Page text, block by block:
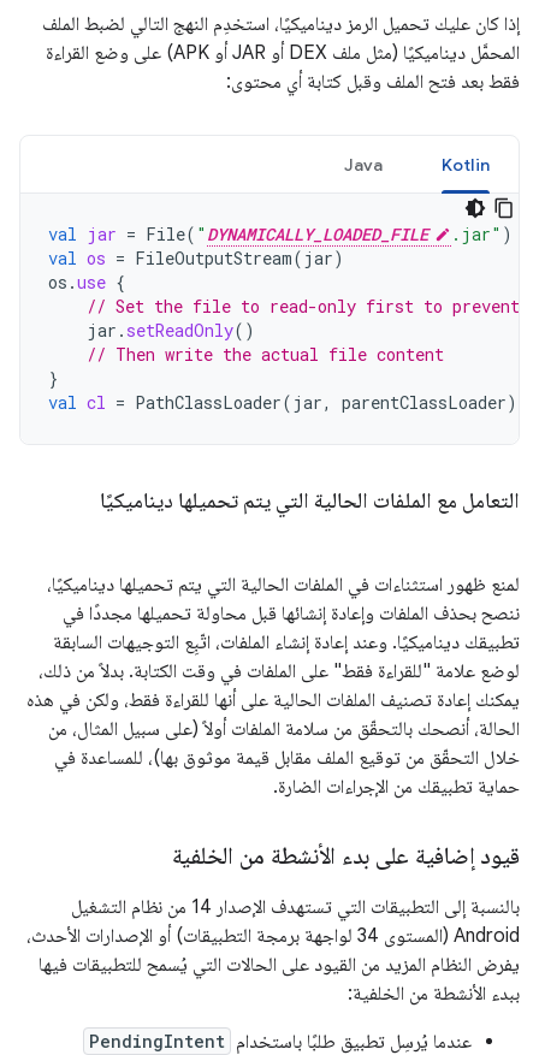
إذا كان عليك تحميل الرمز ديناميكيًا، استخدِم النهج التالي لضبط الملف
المحمَّل ديناميكيًا (مثل ملف DEX أو JAR أو APK) على وضع القراءة
فقط بعد فتح الملف وقبل كتابة أي محتوى:
Kotlin
Java
val jar = File( " DYNAMICALLY_LOADED_FILE .jar" )
val os = FileOutputStream( jar)
os .use {
// Set the file to read-only first to prevent
jar . setReadOnly()
// Then write the actual file content
}
val cl = PathClassLoader( jar, parentClassLoader)
التعامل مع الملفات الحالية التي يتم تحميلها ديناميكيًا
لمنع ظهور استثناءات في الملفات الحالية التي يتم تحميلها ديناميكيًا،
ننصح بحذف الملفات وإعادة إنشائها قبل محاولة تحميلها مجددًا في
تطبيقك ديناميكيًا. وعند إعادة إنشاء الملفات، اتّبِع التوجيهات السابقة
لوضع علامة "للقراءة فقط" على الملفات في وقت الكتابة. بدلاً من ذلك،
يمكنك إعادة تصنيف الملفات الحالية على أنها للقراءة فقط، ولكن في هذه
الحالة، أنصحك بالتحقّق من سلامة الملفات أولاً (على سبيل المثال، من
خلال التحقّق من توقيع الملف مقابل قيمة موثوق بها)، للمساعدة في
حماية تطبيقك من الإجراءات الضارة.
قيود إضافية على بدء الأنشطة من الخلفية
بالنسبة إلى التطبيقات التي تستهدف الإصدار 14 من نظام التشغيل
Android (المستوى 34 لواجهة برمجة التطبيقات) أو الإصدارات الأحدث،
يفرض النظام المزيد من القيود على الحالات التي يُسمح للتطبيقات فيها
ببدء الأنشطة من الخلفية:
عندما يُرسِل تطبيق طلبًا باستخدام PendingIntent